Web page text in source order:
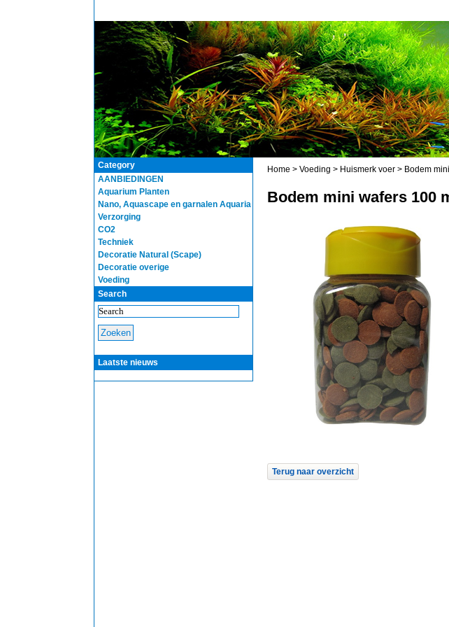
Category
AANBIEDINGEN
Aquarium Planten
Nano, Aquascape en garnalen Aquaria
Verzorging
CO2
Techniek
Decoratie Natural (Scape)
Decoratie overige
Voeding
Search
Laatste nieuws
Home > Voeding > Huismerk voer> Bodem
Bodem mini wafers 100
Terug naar overzicht